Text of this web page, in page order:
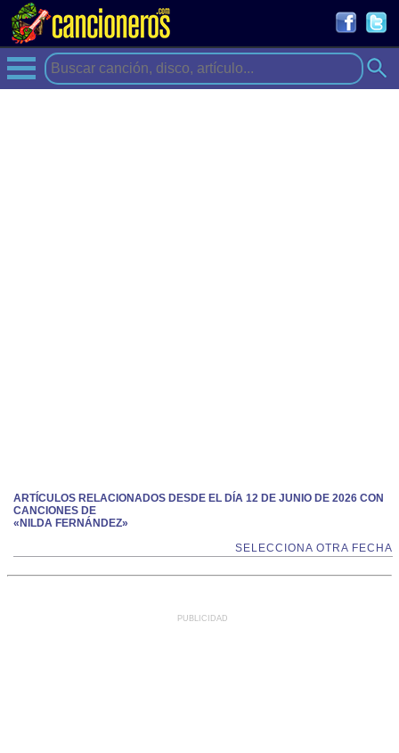
ARTÍCULOS RELACIONADOS DESDE EL DÍA 12 DE JUNIO DE 2026 CON
CANCIONES DE
«NILDA FERNÁNDEZ»
SELECCIONA OTRA FECHA
PUBLICIDAD